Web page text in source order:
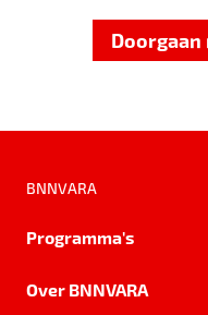
Doorgaan
BNNVARA
Programma's
Over BNNVARA